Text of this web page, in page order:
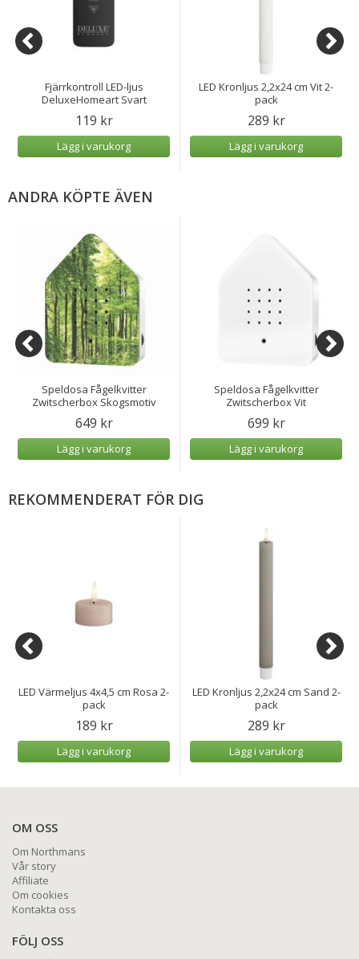
Fjärrkontroll LED-ljus
DeluxeHomeart Svart
119 kr
Lägg i varukorg
LED Kronljus 2,2x24 cm Vit 2-
pack
289 kr
Lägg i varukorg
ANDRA KÖPTE ÄVEN
Speldosa Fågelkvitter
Zwitscherbox Skogsmotiv
649 kr
Lägg i varukorg
Speldosa Fågelkvitter
Zwitscherbox Vit
699 kr
Lägg i varukorg
REKOMMENDERAT FÖR DIG
LED Värmeljus 4x4,5 cm Rosa 2-
pack
189 kr
Lägg i varukorg
LED Kronljus 2,2x24 cm Sand 2-
pack
289 kr
Lägg i varukorg
OM OSS
Om Northmans
Vår story
Affiliate
Om cookies
Kontakta oss
FÖLJ OSS